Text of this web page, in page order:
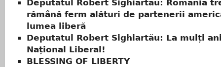
Deputatul Robert Sighiartău: România
rămână ferm alături de partenerii
lumea liberă
Deputatul Robert Sighiartău: La mulți
Național Liberal!
BLESSING OF LIBERTY